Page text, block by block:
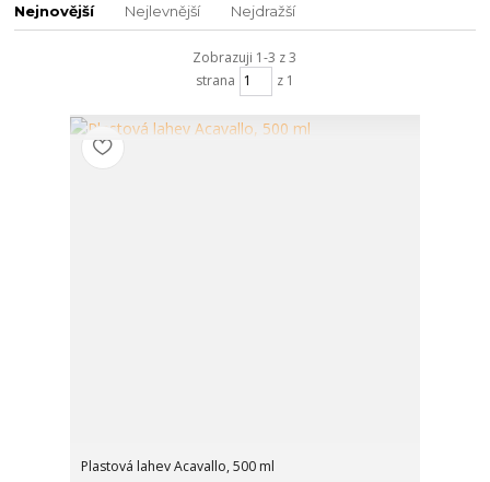
Nejnovější Nejlevnější Nejdražší
Zobrazuji 1-3 z 3
strana
z 1
Plastová lahev Acavallo, 500 ml